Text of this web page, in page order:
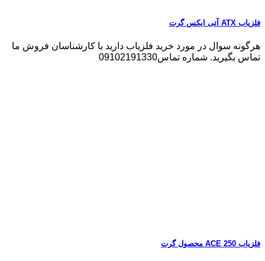
فلزیاب ATX آتی ایکس گرت
هرگونه سوال در مورد خرید فلزیاب دارید با کارشناسان فروش ما
تماس بگیرید. شماره تماس09102191330
فلزیاب ACE 250 محصول گرت